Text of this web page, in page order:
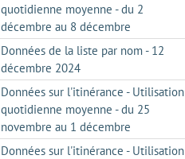
quotidienne moyenne - du 2
décembre au 8 décembre
Données de la liste par nom - 12
décembre 2024
Données sur l'itinérance - Utilisation
quotidienne moyenne - du 25
novembre au 1 décembre
Données sur l'itinérance - Utilisation